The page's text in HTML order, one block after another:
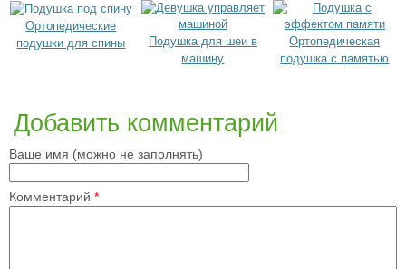
Ортопедические
подушки для спины
Подушка для шеи в
машину
Ортопедическая
подушка с памятью
Добавить комментарий
Ваше имя (можно не заполнять)
Комментарий *